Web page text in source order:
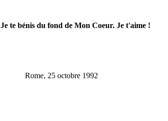
te bénis du fond de Mon Coeur. Je t'aime !
Rome, 25 octobre 1992